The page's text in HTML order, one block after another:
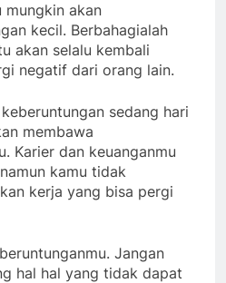
mungkin akan
kecil. Berbahagialah
akan selalu kembali
negatif dari orang lain.
sedang hari
membawa
Karier dan keuanganmu
kamu tidak
kerja yang bisa pergi
Jangan
hal hal yang tidak dapat